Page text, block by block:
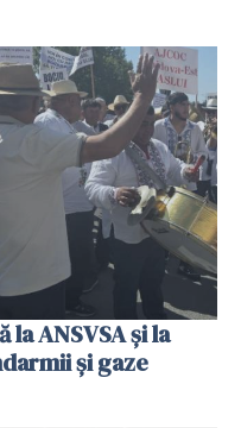
ANSVSA și la
și gaze